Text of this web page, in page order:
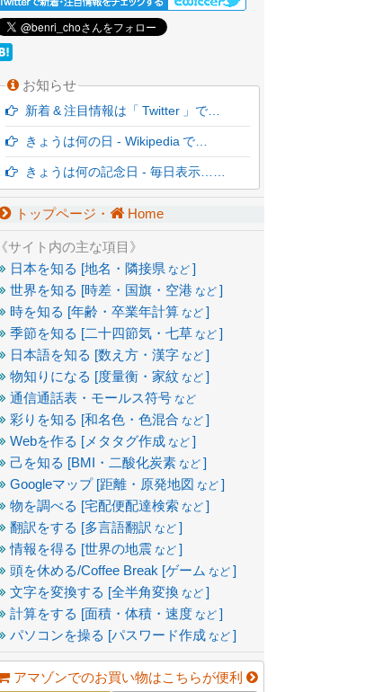
お知らせ
新着 & 注目情報は「 Twitter 」で…
きょうは何の日 - Wikipedia で…
きょうは何の記念日 - 毎日表示……
トップページ・ Home
《サイト内の主な項目》
日本を知る [地名・隣接県 など ]
世界を知る [時差・国旗・空港 など ]
時を知る [年齢・卒業年計算 など ]
季節を知る [二十四節気・七草 など ]
日本語を知る [数え方・漢字 など ]
物知りになる [度量衡・家紋 など ]
通信通話表・モールス符号 など
彩りを知る [和名色・色混合 など ]
Webを作る [メタタグ作成 など ]
己を知る [BMI・二酸化炭素 など ]
Googleマップ [距離・原発地図 など ]
物を調べる [宅配便配達検索 など ]
翻訳をする [多言語翻訳 など ]
情報を得る [世界の地震 など ]
頭を休める/Coffee Break [ゲーム など ]
文字を変換する [全半角変換 など ]
計算をする [面積・体積・速度 など ]
パソコンを操る [パスワード作成 など ]
アマゾンでのお買い物はこちらが便利